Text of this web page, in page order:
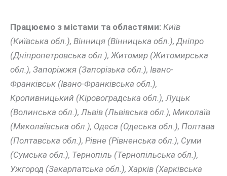
Працюємо з містами та областями: Київ
(Київська обл.), Вінниця (Вінницька обл.), Дніпро
(Дніпропетровська обл.), Житомир (Житомирська
обл.), Запоріжжя (Запорізька обл.), Івано-
Франківськ (Івано-Франківська обл.),
Кропивницький (Кіровоградська обл.), Луцьк
(Волинська обл.), Львів (Львівська обл.), Миколаїв
(Миколаївська обл.), Одеса (Одеська обл.), Полтава
(Полтавська обл.), Рівне (Рівненська обл.), Суми
(Сумська обл.), Тернопіль (Тернопільська обл.),
Ужгород (Закарпатська обл.), Харків (Харківська